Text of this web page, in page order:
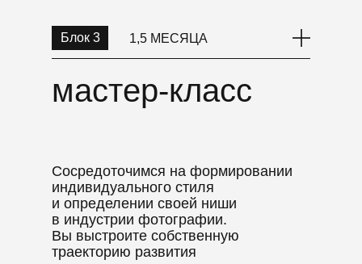
с тщательной подготовкой концепции
мастер-класс
1,5 МЕСЯЦА
Блок 3
мастер-
Сосредоточимся на формировании
индивидуального стиля
и определении своей ниши
в индустрии фотографии.
Вы выстроите собственную
траекторию развития